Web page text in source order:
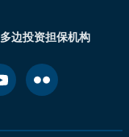
多边投资担保机构